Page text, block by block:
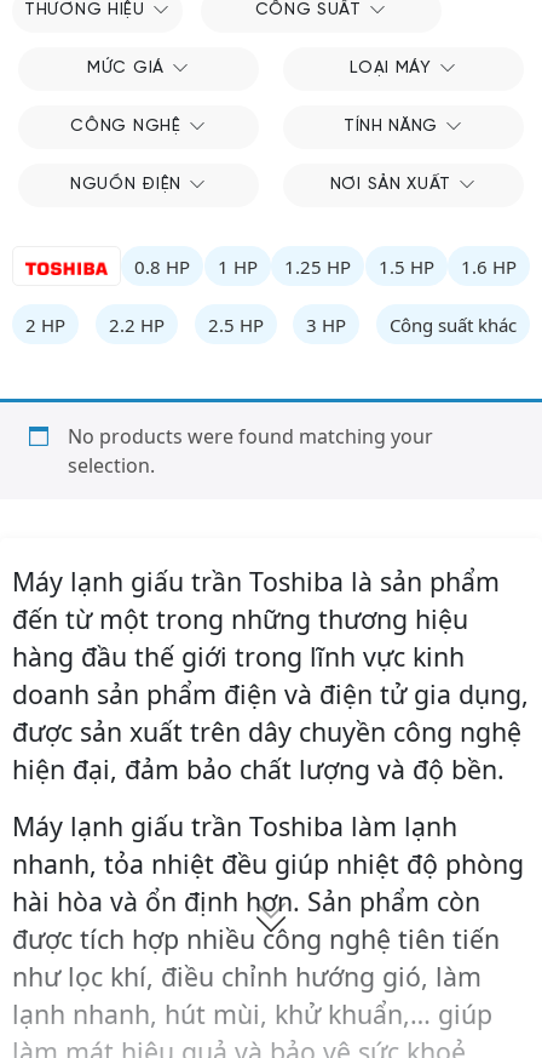
THƯƠNG HIỆU CÔNG SUẤT
MỨC GIÁ LOẠI MÁY
CÔNG NGHỆ TÍNH NĂNG
NGUỒN ĐIỆN NƠI SẢN XUẤT
0.8 HP 1 HP 1.25 HP 1.5 HP 1.6 HP
2 HP 2.2 HP 2.5 HP 3 HP Công suất khác
No products were found matching your
selection.
Máy lạnh giấu trần Toshiba là sản phẩm
đến từ một trong những thương hiệu
hàng đầu thế giới trong lĩnh vực kinh
doanh sản phẩm điện và điện tử gia dụng,
được sản xuất trên dây chuyền công nghệ
hiện đại, đảm bảo chất lượng và độ bền.
Máy lạnh giấu trần Toshiba làm lạnh
nhanh, tỏa nhiệt đều giúp nhiệt độ phòng
hài hòa và ổn định hơn. Sản phẩm còn
được tích hợp nhiều công nghệ tiên tiến
như lọc khí, điều chỉnh hướng gió, làm
lạnh nhanh, hút mùi, khử khuẩn,… giúp